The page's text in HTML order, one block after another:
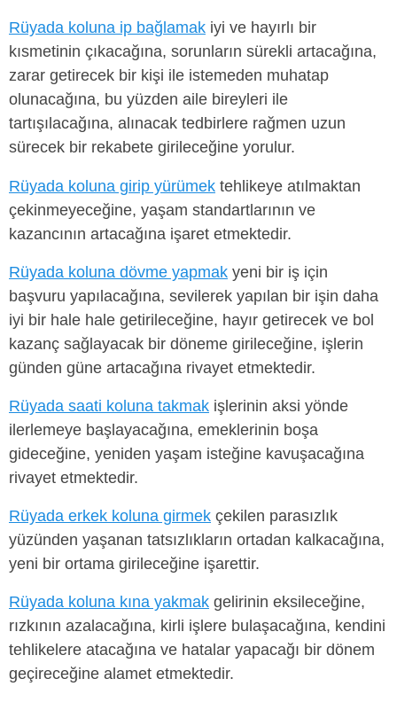
Rüyada koluna ip bağlamak iyi ve hayırlı bir
kısmetinin çıkacağına, sorunların sürekli artacağına,
zarar getirecek bir kişi ile istemeden muhatap
olunacağına, bu yüzden aile bireyleri ile
tartışılacağına, alınacak tedbirlere rağmen uzun
sürecek bir rekabete girileceğine yorulur.
Rüyada koluna girip yürümek tehlikeye atılmaktan
çekinmeyeceğine, yaşam standartlarının ve
kazancının artacağına işaret etmektedir.
Rüyada koluna dövme yapmak yeni bir iş için
başvuru yapılacağına, sevilerek yapılan bir işin daha
iyi bir hale hale getirileceğine, hayır getirecek ve bol
kazanç sağlayacak bir döneme girileceğine, işlerin
günden güne artacağına rivayet etmektedir.
Rüyada saati koluna takmak işlerinin aksi yönde
ilerlemeye başlayacağına, emeklerinin boşa
gideceğine, yeniden yaşam isteğine kavuşacağına
rivayet etmektedir.
Rüyada erkek koluna girmek çekilen parasızlık
yüzünden yaşanan tatsızlıkların ortadan kalkacağına,
yeni bir ortama girileceğine işarettir.
Rüyada koluna kına yakmak gelirinin eksileceğine,
rızkının azalacağına, kirli işlere bulaşacağına, kendini
tehlikelere atacağına ve hatalar yapacağı bir dönem
geçireceğine alamet etmektedir.